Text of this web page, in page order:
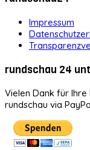
Impressum
rundschau 24
Vielen Dank für
rundschau via